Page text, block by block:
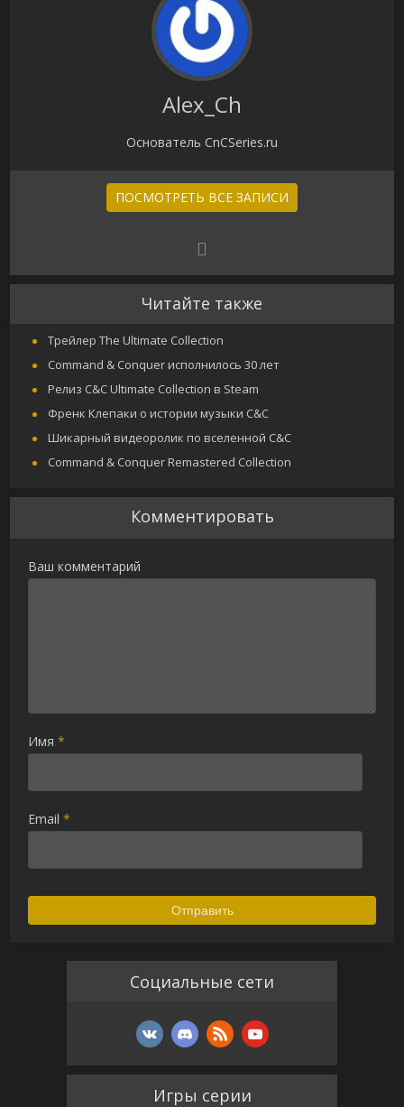
Alex_Ch
Основатель CnCSeries.ru
ПОСМОТРЕТЬ ВСЕ ЗАПИСИ
Читайте также
Трейлер The Ultimate Collection
Command & Conquer исполнилось 30 лет
Релиз C&C Ultimate Collection в Steam
Френк Клепаки о истории музыки C&C
Шикарный видеоролик по вселенной C&C
Command & Conquer Remastered Collection
Комментировать
Ваш комментарий
Имя*
Email*
Социальные сети
Игры серии